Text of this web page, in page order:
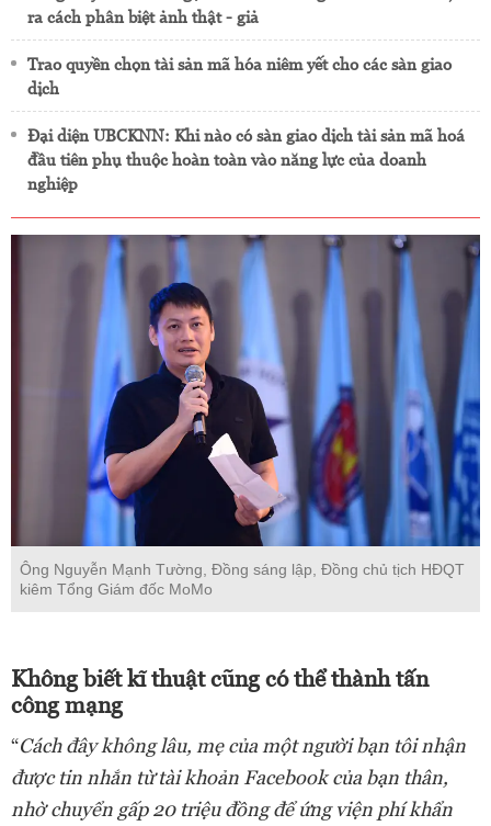
ra cách phân biệt ảnh thật - giả
Trao quyền chọn tài sản mã hóa niêm yết cho các sàn giao
dịch
Đại diện UBCKNN: Khi nào có sàn giao dịch tài sản mã hoá
đầu tiên phụ thuộc hoàn toàn vào năng lực của doanh
nghiệp
Ông Nguyễn Mạnh Tường, Đồng sáng lập, Đồng chủ tịch HĐQT
kiêm Tổng Giám đốc MoMo
Không biết kĩ thuật cũng có thể thành tấn
công mạng
“Cách đây không lâu, mẹ của một người bạn tôi nhận
được tin nhắn từ tài khoản Facebook của bạn thân,
nhờ chuyển gấp 20 triệu đồng để ứng viện phí khẩn